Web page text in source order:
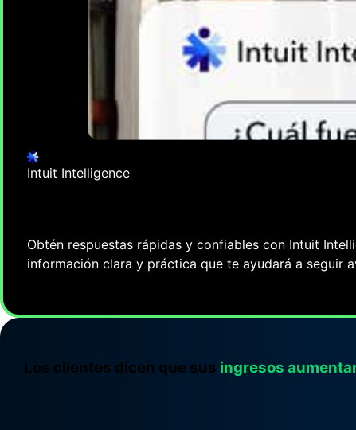
ADMINISTRACIÓN DE PROYECTOS
Mantén los costos bajo
Más información
Intuit Intelligence
Obtén respuestas rápidas y confiables con Intuit
información clara y práctica que te ayudará a seguir
Los clientes dicen que sus ingresos